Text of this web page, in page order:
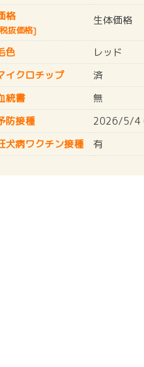
格
抜価格]
生体価格
色
レッド
イクロチップ
済
統書
無
防接種
2026/5/4
犬病ワクチン接種 有